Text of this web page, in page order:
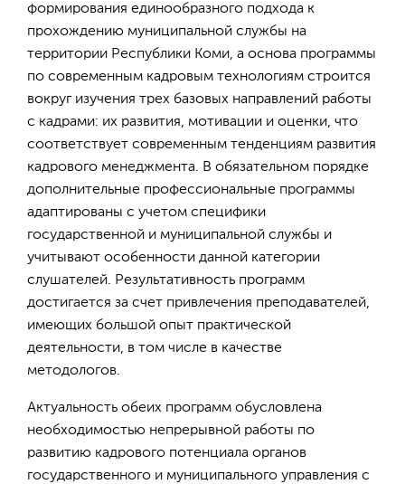
формирования единообразного подхода к
прохождению муниципальной службы на
территории Республики Коми, а основа программы
по современным кадровым технологиям строится
вокруг изучения трех базовых направлений работы
с кадрами: их развития, мотивации и оценки, что
соответствует современным тенденциям развития
кадрового менеджмента. В обязательном порядке
дополнительные профессиональные программы
адаптированы с учетом специфики
государственной и муниципальной службы и
учитывают особенности данной категории
слушателей. Результативность программ
достигается за счет привлечения преподавателей,
имеющих большой опыт практической
деятельности, в том числе в качестве
методологов.
Актуальность обеих программ обусловлена
необходимостью непрерывной работы по
развитию кадрового потенциала органов
государственного и муниципального управления с